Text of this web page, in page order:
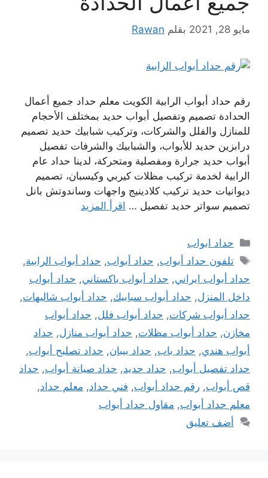
مايو 28, 2021 بقلم Rawan
رقم حداد أبواب الرابية الكويت معلم حداد جميع أعمال
الحدادة تصميم وتفصيل أبواب حديد بمختلف الأحجام
للمنازل والفلل والشركات، وتركيب شبابيك حديد تصميم
درابزين حديد للأبواب، والشبابيك والشرفات تفصيل
أبواب حديد جرارة ومفصلية ومتحركة، لدينا حداد عام
الرابية لخدمة تركيب مظلات كيربي وكيسبان، تصميم
ديوانيات حديد تركيب كلادينيج واجهات وساندوتش بانل
تصميم سواتر حديد تفصيل … اقرأ المزيد
التصنيفات
حداد ابواب
الوسوم
تلفون حداد أبواب, حداد أبواب, حداد أبواب الرابية,
حداد أبواب ايراني, حداد أبواب باكستاني, حداد أبواب
داخل المنزل, حداد أبواب سبابيك, حداد أبواب شاليهات,
حداد أبواب شركات, حداد أبواب فلل, حداد أبواب
مخازن, حداد أبواب مظلات, حداد أبواب منازل, حداد
أبواب هندي, حداد باب, حداد بيبان, حداد تصليح أبواب,
حداد تفصيل أبواب, حداد حديد, حداد صيانة أبواب, حداد
قص أبواب, رقم حداد أبواب, فني حداد, معلم حداد,
معلم حداد أبواب, مقاول حداد أبواب
أضف تعليق